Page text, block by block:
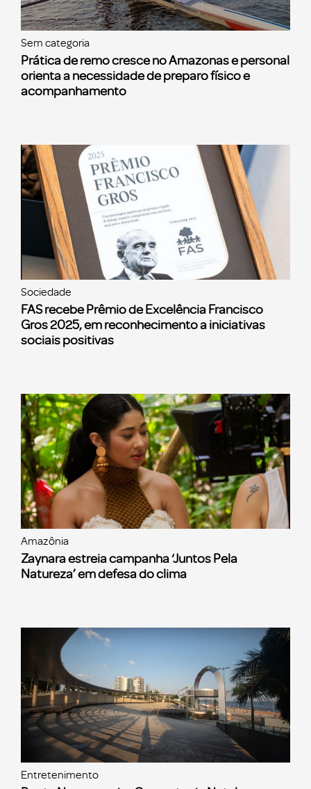
Sem categoria
Prática de remo cresce no Amazonas e personal
orienta a necessidade de preparo físico e
acompanhamento
Sociedade
FAS recebe Prêmio de Excelência Francisco
Gros 2025, em reconhecimento a iniciativas
sociais positivas
Amazônia
Zaynara estreia campanha ‘Juntos Pela
Natureza’ em defesa do clima
Entretenimento